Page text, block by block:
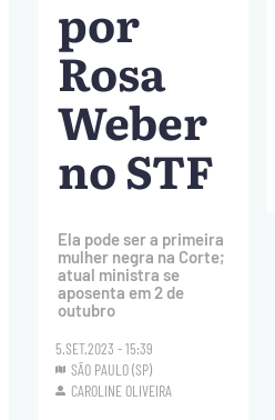
por
Rosa
Weber
no STF
Ela pode ser a primeira
mulher negra na Corte;
atual ministra se
aposenta em 2 de
outubro
5.SET.2023 - 15:39
SÃO PAULO (SP)
CAROLINE OLIVEIRA